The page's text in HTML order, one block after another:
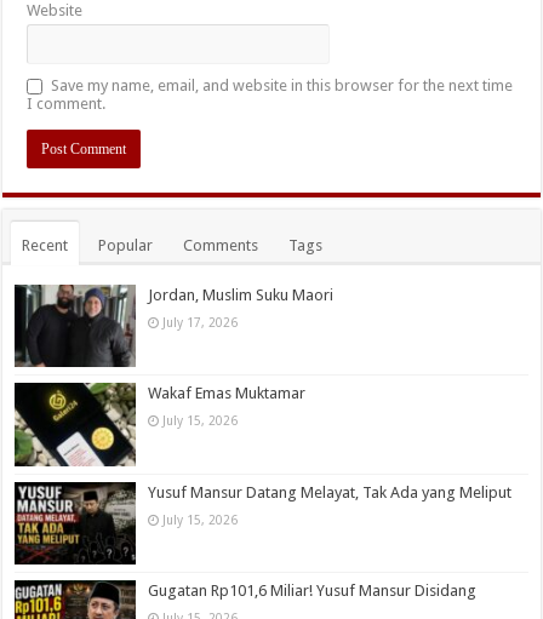
Website
Save my name, email, and website in this browser for the next time
I comment.
Recent Popular Comments Tags
Jordan, Muslim Suku Maori
July 17, 2026
Wakaf Emas Muktamar
July 15, 2026
Yusuf Mansur Datang Melayat, Tak Ada yang Meliput
July 15, 2026
Gugatan Rp101,6 Miliar! Yusuf Mansur Disidang